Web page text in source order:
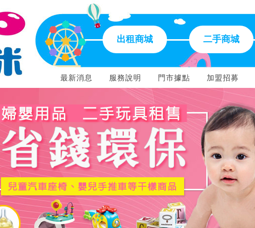
出租商城 二手商城
最新消息 服務說明 門市據點 加盟招募